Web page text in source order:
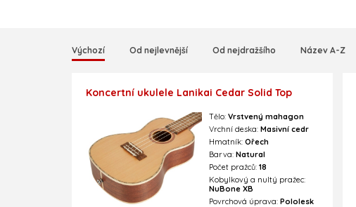
Výchozí Od nejlevnější Od nejdražšího Název A-Z
Koncertní ukulele Lanikai Cedar Solid Top
Tělo:Vrstvený mahagon
Vrchní deska:Masivní cedr
Hmatník:Ořech
Barva:Natural
Počet pražců:18
Kobylkový a nultý pražec:
NuBone XB
Povrchová úprava:Pololesk